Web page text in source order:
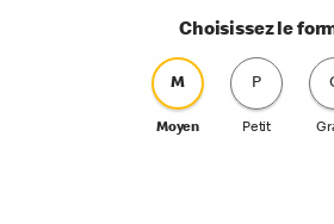
Choisissez le
M
Moyen
P
Petit